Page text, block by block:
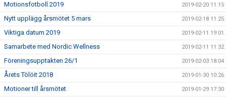
Motionsfotboll 2019 2019-02-20 11:15
Nytt upplägg årsmötet 5 mars 2019-02-18 11:25
Viktiga datum 2019 2019-02-11 19:01
Samarbete med Nordic Wellness 2019-02-11 11:32
Föreningsupptakten 26/1 2019-02-03 18:04
Årets Tölöit 2018 2019-01-30 10:26
Motioner till årsmötet 2019-01-29 17:30